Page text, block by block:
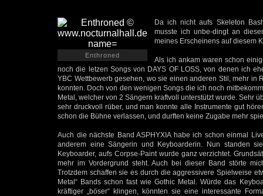
Enthroned
Da ich nicht aufs Skeleton
musste ich unbe-dingt an
meines Erscheinens auf diesem
Als ich ankam waren schon
noch die letzen Songs von DAYS OF LOSS, von denen ich
YBC Wettbewerb gesehen, wo sie einen anderen Stil, mehr
konnten. Doch von den wenigen Songs die ich noch
Metal, welcher von 2 Sängern kraftvoll unterstützt wurde. Sehr
sehr druckvoll rüber, und man konnte alle Instrumente gut
schon die Bühne verlassen, und durften keine Zugabe mehr
Auch die nächste Band ASPHYXIA habe ich schon einmal
anderem eine Sängerin und Keyboarderin. Nun standen
Keyboarder, aufs Corpse-Paint wurde ganz verzichtet.
mehr im Vordergrund steht. Auch bei dieser Band störte
Trotzdem schaffen sie es durch die aggressivere Spielweise
Metal“ Bands schon fast wie Gothic Metal. Würde das
kräftiger „böser“ klingen, könnten sie eine interessante